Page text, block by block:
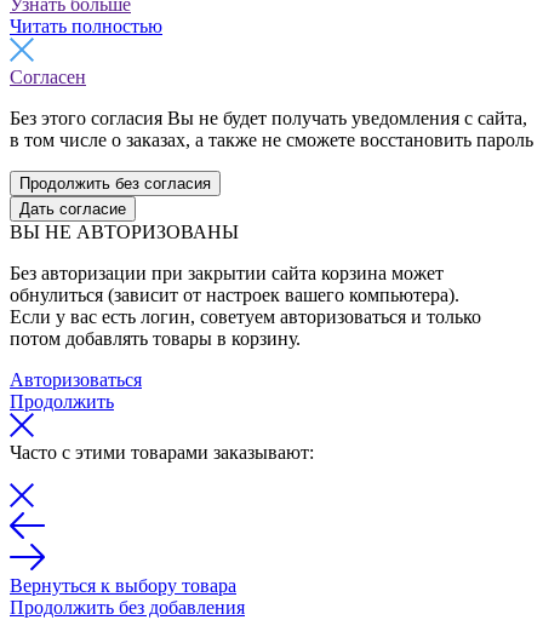
Узнать больше
Читать полностью
Согласен
Без этого согласия Вы не будет получать уведомления с сайта,
в том числе о заказах, а также не сможете восстановить пароль
Продолжить без согласия
Дать согласие
ВЫ НЕ АВТОРИЗОВАНЫ
Без авторизации при закрытии сайта корзина может
обнулиться (зависит от настроек вашего компьютера).
Если у вас есть логин, советуем авторизоваться и только
потом добавлять товары в корзину.
Авторизоваться
Продолжить
Часто с этими товарами заказывают:
Вернуться к выбору товара
Продолжить без добавления